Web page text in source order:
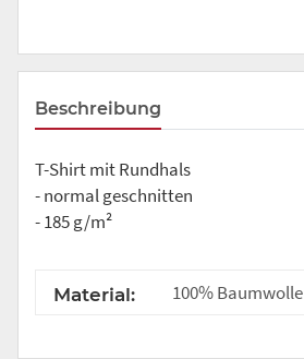
Beschreibung
T-Shirt mit Rundhals
- normal geschnitten
- 185 g/m²
Material: 100% Baumwolle